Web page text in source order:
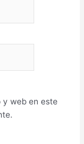
y web en este